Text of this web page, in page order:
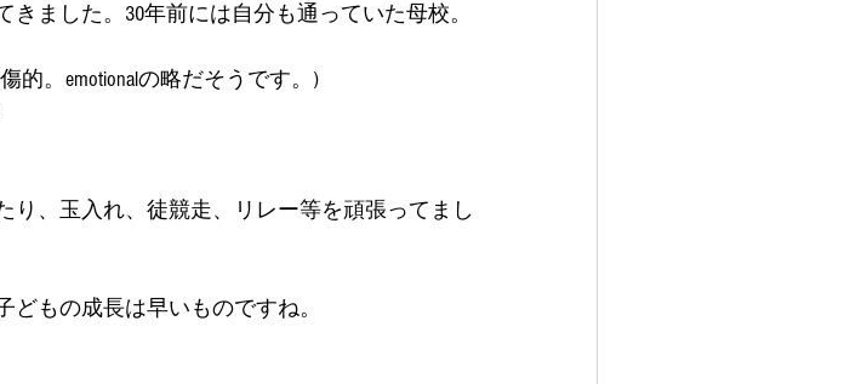
ました。30年前には自分も通っていた母校。
。emotionalの略だそうです。)
、玉入れ、徒競走、リレー等を頑張ってまし
もの成長は早いものですね。